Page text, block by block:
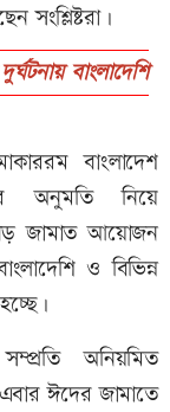
সংশ্লিষ্টরা।
বাংলাদেশি
বাংলাদেশ
অনুমতি নিয়ে
বড় জামাত আয়োজন
ও বিভিন্ন
অনিয়মিত
ঈদের জামাতে